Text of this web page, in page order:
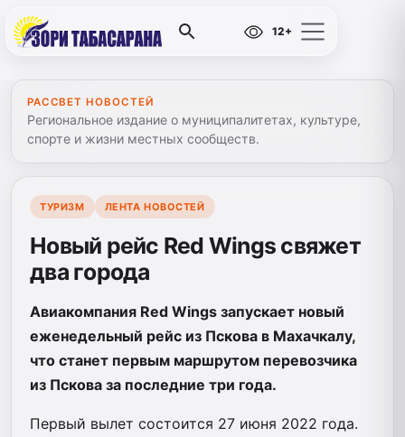
12+
РАССВЕТ НОВОСТЕЙ
Региональное издание о муниципалитетах, культуре,
спорте и жизни местных сообществ.
ТУРИЗМ ЛЕНТА НОВОСТЕЙ
Новый рейс Red Wings свяжет
два города
Авиакомпания Red Wings запускает новый
еженедельный рейс из Пскова в Махачкалу,
что станет первым маршрутом перевозчика
из Пскова за последние три года.
Первый вылет состоится 27 июня 2022 года.